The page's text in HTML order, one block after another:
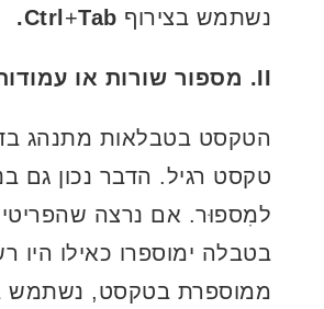
נשתמש בצירוף
Ctrl +Tab.
II. מספור שורות או עמודות בטבלאות
הטקסט בטבלאות מתנהג
טקסט רגיל. הדבר נכון גם
למִספוּר. אם נרצה
בטבלה ימוספרו כאילו היו
ממוספרת בטקסט, נשתמש